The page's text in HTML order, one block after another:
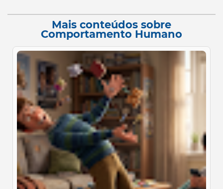
Mais conteúdos sobre
Comportamento Humano